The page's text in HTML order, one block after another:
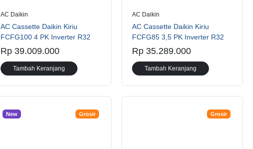
AC Daikin
AC Cassette Daikin Kiriu
FCFG100 4 PK Inverter R32
Rp 39.009.000
Tambah Keranjang
AC Daikin
AC Cassette Daikin Kiriu
FCFG85 3,5 PK Inverter R32
Rp 35.289.000
Tambah Keranjang
New Grosir Grosir